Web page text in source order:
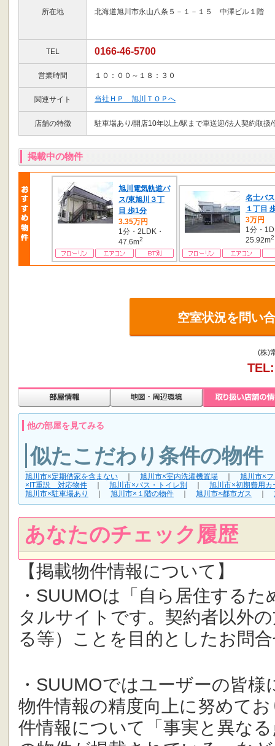
所在地 北海道旭川市永山八条５－１－１５ 中澤ビル１階
TEL 0166-46-5700
営業時間 １０：００～１８：３０
関連サイト 当社ＨＰ 旭川ＴＯＰへ
店舗の特徴 駐車場あり/開店10年以上/駅まで車送迎/法人契約取
掲載中の物件
旭川電気軌道バ
ス/東旭川３丁
目 歩1分
3.35万円
1分・2LDK・
47.6m2
名士バ
１丁目
3万円
1分・
25.92m2
空室状況を問い
(株)
他の部屋を見てみる
似たこだわり条件の物件
旭川市×定期借家を含まない ｜ 旭川市×室内洗濯機置場 ｜ 旭川市×
×IT重説 対応物件 ｜ 旭川市×バス・トイレ別 ｜ 旭川市×初期費用カ
旭川市×駐車場あり
｜ 旭川市×１階の物件 ｜ 旭川市×都市ガス ｜
あなたのチェック履歴
【掲載物件情報について】
・SUUMOは「自ら居住する
タルサイトです。契約者以外
る等）ことを目的としたお問
・SUUMOではユーザーの皆
物件情報の精度向上に努めて
件情報について「事実と異な